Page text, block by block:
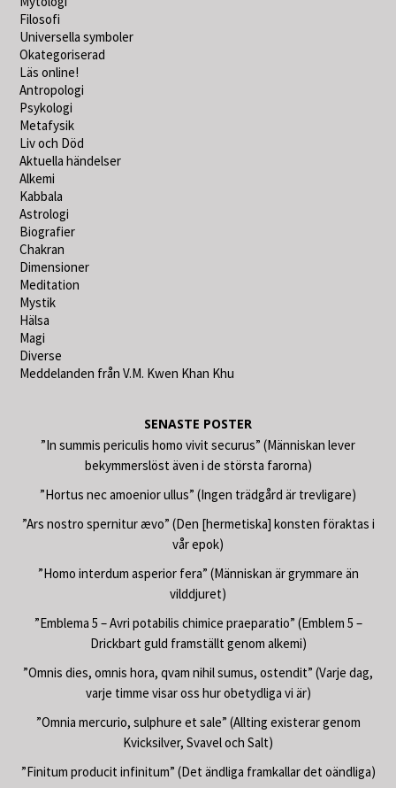
Filosofi
Universella symboler
Okategoriserad
Läs online!
Antropologi
Psykologi
Metafysik
Liv och Död
Aktuella händelser
Alkemi
Kabbala
Astrologi
Biografier
Chakran
Dimensioner
Meditation
Mystik
Hälsa
Magi
Diverse
Meddelanden från V.M. Kwen Khan Khu
SENASTE POSTER
”In summis periculis homo vivit securus” (Människan lever
bekymmerslöst även i de största farorna)
”Hortus nec amoenior ullus” (Ingen trädgård är trevligare)
”Ars nostro spernitur ævo” (Den [hermetiska] konsten föraktas i
vår epok)
”Homo interdum asperior fera” (Människan är grymmare än
vilddjuret)
”Emblema 5 – Avri potabilis chimice praeparatio” (Emblem 5 –
Drickbart guld framställt genom alkemi)
”Omnis dies, omnis hora, qvam nihil sumus, ostendit” (Varje dag,
varje timme visar oss hur obetydliga vi är)
”Omnia mercurio, sulphure et sale” (Allting existerar genom
Kvicksilver, Svavel och Salt)
”Finitum producit infinitum” (Det ändliga framkallar det oändliga)